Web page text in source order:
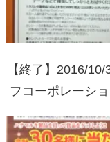
【終了】2016/10/
フコーポレーシ